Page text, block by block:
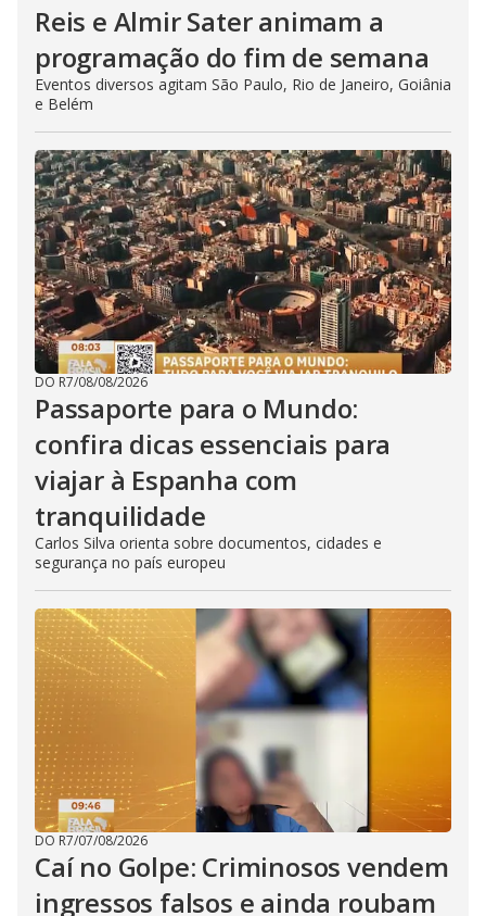
Reis e Almir Sater animam a
programação do fim de semana
Eventos diversos agitam São Paulo, Rio de Janeiro, Goiânia
e Belém
DO R7/08/08/2026
Passaporte para o Mundo:
confira dicas essenciais para
viajar à Espanha com
tranquilidade
Carlos Silva orienta sobre documentos, cidades e
segurança no país europeu
DO R7/07/08/2026
Caí no Golpe: Criminosos vendem
ingressos falsos e ainda roubam